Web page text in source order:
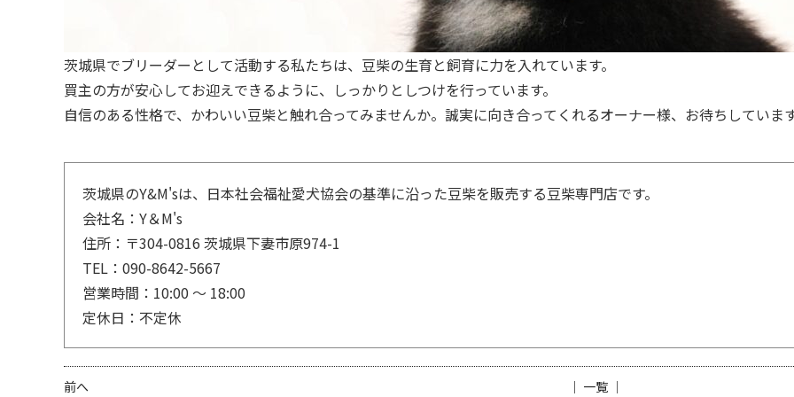
茨城県でブリーダーとして活動する私たちは、豆柴の生育と飼育に力を入れています。
買主の方が安心してお迎えできるように、しっかりとしつけを行っています。
自信のある性格で、かわいい豆柴と触れ合ってみませんか。誠実に向き合ってくれるオーナー様、お待ちしています
茨城県のY&M'sは、日本社会福祉愛犬協会の基準に沿った豆柴を販売する豆柴専門店です。
会社名：Y＆M's
住所：〒304-0816 茨城県下妻市原974-1
TEL：090-8642-5667
営業時間：10:00 〜 18:00
定休日：不定休
前へ │ 一覧 │